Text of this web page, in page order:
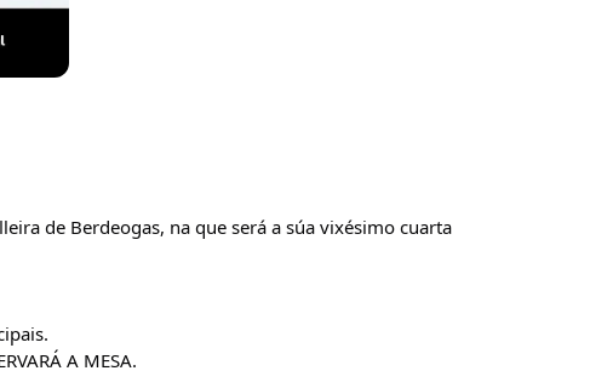
de Berdeogas, na que será a súa vixésimo cuarta
A MESA.